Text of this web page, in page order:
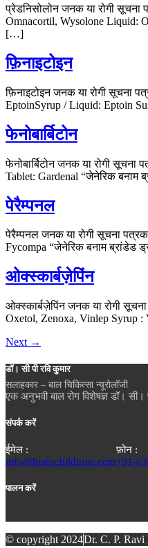
प्रेडनिसोलोन जनक या रोगी सूचना
Omnacortil, Wysolone Liquid:
[…]
फ़िनाइटोइन
फ़िनाइटोइन जनक या रोगी सूचना
EptoinSyrup / Liquid: Eptoin
फेनोबार्बिटोन
फेनोबार्बिटोन जनक या रोगी
Tablet: Gardenal “जेनेरिक बनाम
पेरैम्पनल
पेरैम्पनल जनक या रोगी सूचना
Fycompa “जेनेरिक बनाम ब्रांडेड
ओक्स्कार्बज़ेपिंन
ओक्स्कार्बज़ेपिंन जनक या रोगी
Oxetol, Zenoxa, Vinlep Syrup :
Next →
डॉ। सी पी रवि कुमार
सलाहकार – बाल चिकित्सा न्यूरोलॉजी
एक अनुभवी बाल रोग विशेषज्ञ डॉ। सी।
संपर्क करें
ईमेल :
info@brainchildtrust.com
फ़ोन :
+91-
पालन करें
© copyright 2024Dr. C. P. Ravi